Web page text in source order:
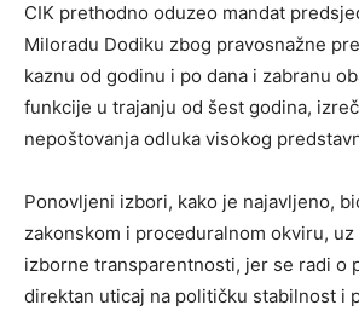
CIK prethodno oduzeo mandat
Miloradu Dodiku zbog pravosnažne
kaznu od godinu i po dana i zabranu
funkcije u trajanju od šest godina,
nepoštovanja odluka visokog
Ponovljeni izbori, kako je najavljeno,
zakonskom i proceduralnom okviru,
izborne transparentnosti, jer se radi o
direktan uticaj na političku stabilnost i